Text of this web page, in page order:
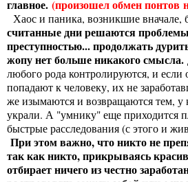
главное. (произошел обмен понтов
Хаос и паника, возникшие вначале,
считанные дни решаются
преступностью... продолжать
жопу нет больше никакого смысла.
любого рода контролируются, и если
попадают к человеку, их не
же изымаются и возвращаются тем, у
украли. А "умнику" еще приходится
быстрые расследования (с этого и
При этом важно, что никто не
так как никто, прикрываясь
отбирает ничего из честно